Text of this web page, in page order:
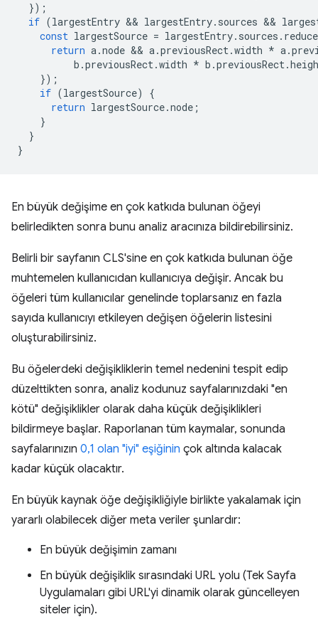
});
if (largestEntry && largestEntry. sources &&
const largestSource = largestEntry. sources . reduce
return a .node && a .previousRect .width * a .
b .previousRect .width * b .previousRect .
});
if (largestSource)
{
return largestSource.node ;
}
}
}
En büyük değişime en çok katkıda bulunan öğeyi
belirledikten sonra bunu analiz aracınıza bildirebilirsiniz.
Belirli bir sayfanın CLS'sine en çok katkıda bulunan öğe
muhtemelen kullanıcıdan kullanıcıya değişir. Ancak bu
öğeleri tüm kullanıcılar genelinde toplarsanız en fazla
sayıda kullanıcıyı etkileyen değişen öğelerin listesini
oluşturabilirsiniz.
Bu öğelerdeki değişikliklerin temel nedenini tespit edip
düzelttikten sonra, analiz kodunuz sayfalarınızdaki "en
kötü" değişiklikler olarak daha küçük değişiklikleri
bildirmeye başlar. Raporlanan tüm kaymalar, sonunda
sayfalarınızın 0,1 olan "iyi" eşiğinin çok altında kalacak
kadar küçük olacaktır.
En büyük kaynak öğe değişikliğiyle birlikte yakalamak için
yararlı olabilecek diğer meta veriler şunlardır:
En büyük değişimin zamanı
En büyük değişiklik sırasındaki URL yolu (Tek Sayfa
Uygulamaları gibi URL'yi dinamik olarak güncelleyen
siteler için).